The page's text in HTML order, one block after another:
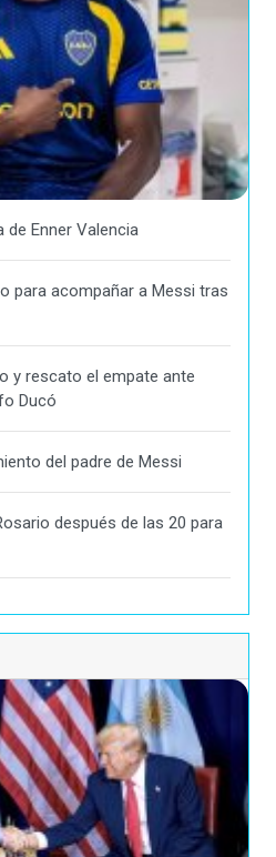
de Enner Valencia
para acompañar a Messi tras
y rescato el empate ante
Ducó
del padre de Messi
después de las 20 para